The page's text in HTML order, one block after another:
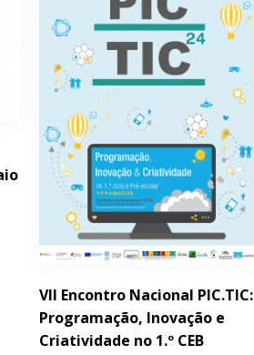
VII Encontro Nacional PIC.TIC:
Programação, Inovação e
Criatividade no 1.º CEB